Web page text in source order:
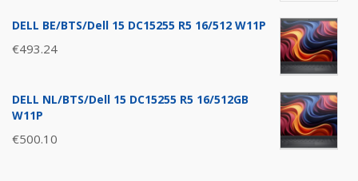
DELL BE/BTS/Dell 15 DC15255 R5 16/512 W11P
€493.24
DELL NL/BTS/Dell 15 DC15255 R5 16/512GB
W11P
€500.10